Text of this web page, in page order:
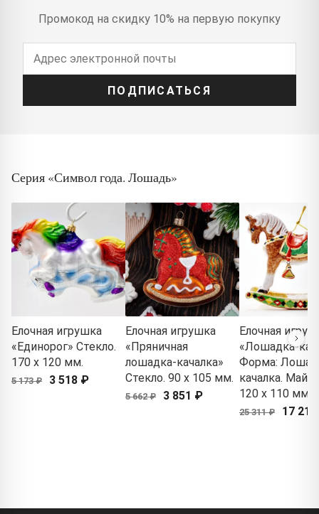
Промокод на скидку 10% на первую покупку
ПОДПИСАТЬСЯ
Серия «Символ года. Лошадь»
Елочная игрушка
«Единорог» Стекло.
170 x 120 мм.
5 173 ₽ 3 518 ₽
Елочная игрушка
«Пряничная
лошадка-качалка»
Стекло. 90 x 105 мм.
5 662 ₽ 3 851 ₽
Елочная
«Лошадка-
Форма:
качалка.
120 x 110 мм.
25 311 ₽ 17